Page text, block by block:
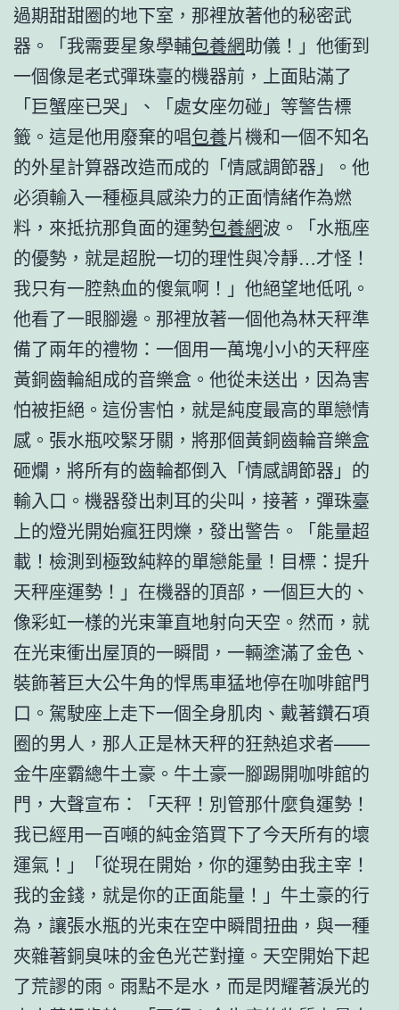
過期甜甜圈的地下室，那裡放著他的秘密武
器。「我需要星象學輔包養網助儀！」他衝到
一個像是老式彈珠臺的機器前，上面貼滿了
「巨蟹座已哭」、「處女座勿碰」等警告標
籤。這是他用廢棄的唱包養片機和一個不知名
的外星計算器改造而成的「情感調節器」。他
必須輸入一種極具感染力的正面情緒作為燃
料，來抵抗那負面的運勢包養網波。「水瓶座
的優勢，就是超脫一切的理性與冷靜…才怪！
我只有一腔熱血的傻氣啊！」他絕望地低吼。
他看了一眼腳邊。那裡放著一個他為林天秤準
備了兩年的禮物：一個用一萬塊小小的天秤座
黃銅齒輪組成的音樂盒。他從未送出，因為害
怕被拒絕。這份害怕，就是純度最高的單戀情
感。張水瓶咬緊牙關，將那個黃銅齒輪音樂盒
砸爛，將所有的齒輪都倒入「情感調節器」的
輸入口。機器發出刺耳的尖叫，接著，彈珠臺
上的燈光開始瘋狂閃爍，發出警告。「能量超
載！檢測到極致純粹的單戀能量！目標：提升
天秤座運勢！」在機器的頂部，一個巨大的、
像彩虹一樣的光束筆直地射向天空。然而，就
在光束衝出屋頂的一瞬間，一輛塗滿了金色、
裝飾著巨大公牛角的悍馬車猛地停在咖啡館門
口。駕駛座上走下一個全身肌肉、戴著鑽石項
圈的男人，那人正是林天秤的狂熱追求者——
金牛座霸總牛土豪。牛土豪一腳踢開咖啡館的
門，大聲宣布：「天秤！別管那什麼負運勢！
我已經用一百噸的純金箔買下了今天所有的壞
運氣！」「從現在開始，你的運勢由我主宰！
我的金錢，就是你的正面能量！」牛土豪的行
為，讓張水瓶的光束在空中瞬間扭曲，與一種
夾雜著銅臭味的金色光芒對撞。天空開始下起
了荒謬的雨。雨點不是水，而是閃耀著淚光的